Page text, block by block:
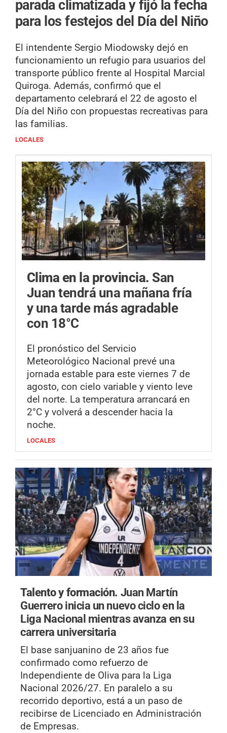
parada climatizada y fijó la fecha
para los festejos del Día del Niño
El intendente Sergio Miodowsky dejó en
funcionamiento un refugio para usuarios del
transporte público frente al Hospital Marcial
Quiroga. Además, confirmó que el
departamento celebrará el 22 de agosto el
Día del Niño con propuestas recreativas para
las familias.
LOCALES
Clima en la provincia. San
Juan tendrá una mañana fría
y una tarde más agradable
con 18°C
El pronóstico del Servicio
Meteorológico Nacional prevé una
jornada estable para este viernes 7 de
agosto, con cielo variable y viento leve
del norte. La temperatura arrancará en
2°C y volverá a descender hacia la
noche.
LOCALES
Talento y formación. Juan Martín
Guerrero inicia un nuevo ciclo en la
Liga Nacional mientras avanza en su
carrera universitaria
El base sanjuanino de 23 años fue
confirmado como refuerzo de
Independiente de Oliva para la Liga
Nacional 2026/27. En paralelo a su
recorrido deportivo, está a un paso de
recibirse de Licenciado en Administración
de Empresas.